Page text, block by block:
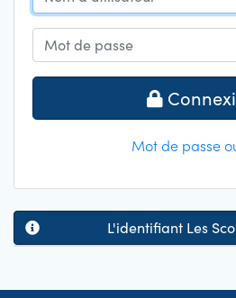
Mot de passe
Mot de passe
L'identifiant Les